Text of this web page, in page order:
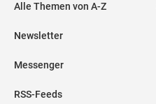
Alle Themen von A-Z
Newsletter
Messenger
RSS-Feeds